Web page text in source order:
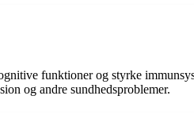
funktioner og styrke
og andre sundhedsproblemer.